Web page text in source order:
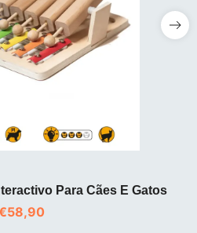
Para Cães E Gatos
58,90